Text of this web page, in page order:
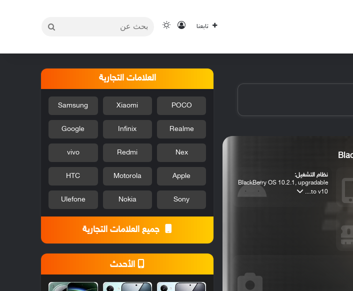
تابعنا تسجيل الدخول
الوضع المظلم
نظام التشغيل:
BlackBerry OS 10.2.1, upgradable
to v10....
العلامات التجارية
POCO
Xiaomi
Samsung
Realme
Infinix
Google
Nex
Redmi
vivo
Apple
Motorola
HTC
Sony
Nokia
Ulefone
جميع العلامات التجارية
الأحدث